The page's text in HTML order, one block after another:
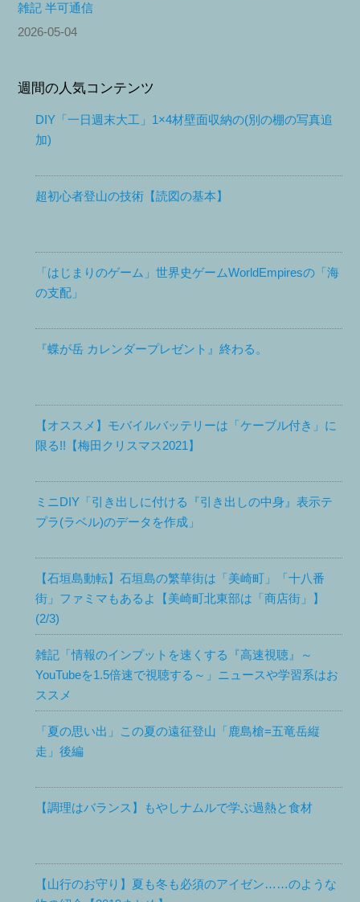
雑記 半可通信
2026-05-04
週間の人気コンテンツ
DIY「一日週末大工」1×4材壁面収納の(別の棚の写真追
加)
超初心者登山の技術【読図の基本】
「はじまりのゲーム」世界史ゲームWorldEmpiresの「海
の支配」
『蝶が岳 カレンダープレゼント』終わる。
【オススメ】モバイルバッテリーは「ケーブル付き」に
限る!!【梅田クリスマス2021】
ミニDIY「引き出しに付ける『引き出しの中身』表示テ
プラ(ラベル)のデータを作成」
【石垣島動転】石垣島の繁華街は「美崎町」「十八番
街」ファミマもあるよ【美崎町北東部は「商店街」】
(2/3)
雑記「情報のインプットを速くする『高速視聴』～
YouTubeを1.5倍速で視聴する～」ニュースや学習系はお
ススメ
「夏の思い出」この夏の遠征登山「鹿島槍=五竜岳縦
走」後編
【調理はバランス】もやしナムルで学ぶ過熱と食材
【山行のお守り】夏も冬も必須のアイゼン……のような